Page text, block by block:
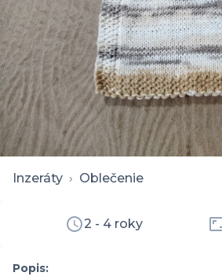
Inzeráty › Oblečenie
2 - 4 roky
Popis: